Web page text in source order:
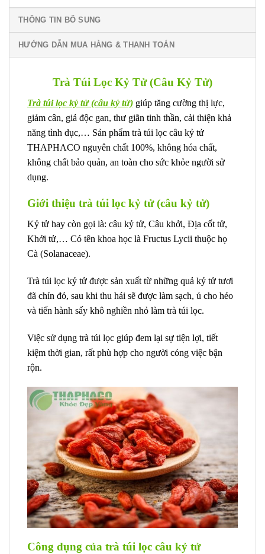
THÔNG TIN BỔ SUNG
HƯỚNG DẪN MUA HÀNG & THANH TOÁN
Trà Túi Lọc Kỷ Tử (Câu Kỷ Tử)
Trà túi lọc kỷ tử (câu kỷ tử) giúp tăng cường thị lực,
giảm cân, giả độc gan, thư giãn tinh thần, cải thiện khả
năng tình dục,… Sản phẩm trà túi lọc câu kỷ tử
THAPHACO nguyên chất 100%, không hóa chất,
không chất bảo quản, an toàn cho sức khỏe người sử
dụng.
Giới thiệu trà túi lọc kỷ tử (câu kỷ tử)
Kỷ tử hay còn gọi là: câu kỷ tử, Câu khởi, Địa cốt tử,
Khởi tử,… Có tên khoa học là Fructus Lycii thuộc họ
Cà (Solanaceae).
Trà túi lọc kỷ tử được sản xuất từ những quả kỷ tử tươi
đã chín đỏ, sau khi thu hái sẽ được làm sạch, ủ cho héo
và tiến hành sấy khô nghiền nhỏ làm trà túi lọc.
Việc sử dụng trà túi lọc giúp đem lại sự tiện lợi, tiết
kiệm thời gian, rất phù hợp cho người cóng việc bận
rộn.
Công dụng của trà túi lọc câu kỷ tử